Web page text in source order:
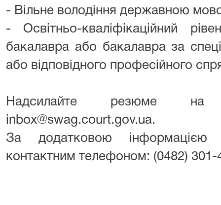
- Вільне володіння державною
- Освітньо-кваліфікаційний
бакалавра або бакалавра за
або відповідного професійного
Надсилайте резюме на
inbox@swag.court.gov.ua.
За додатковою
контактним телефоном: (0482) 301-